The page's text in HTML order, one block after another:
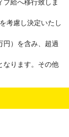
給へ移行致しま
考慮し決定いたし
）を含み、超過
なります。その他